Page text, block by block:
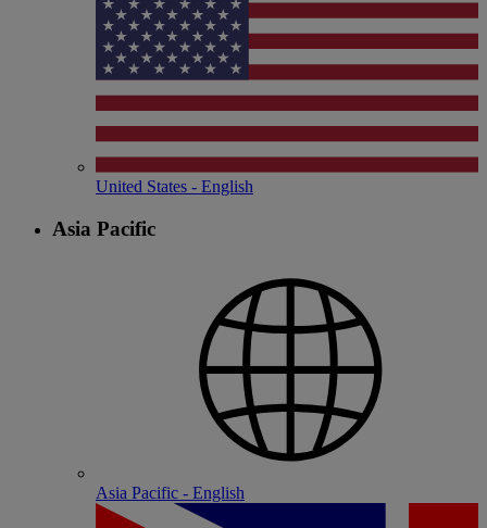
United States - English
Asia Pacific
Asia Pacific - English